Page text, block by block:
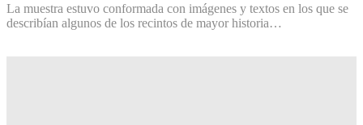
La muestra estuvo conformada con imágenes y textos en los que se
describían algunos de los recintos de mayor historia…